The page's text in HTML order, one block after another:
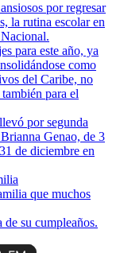
por regresar
la rutina escolar en
para este año, ya
como
del Caribe, no
para el
por segunda
Genao, de 3
de diciembre en
que muchos
de su cumpleaños.